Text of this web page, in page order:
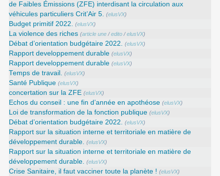
de Faibles Émissions (ZFE) interdisant la circulation aux
véhicules particuliers Crit’Air 5. (elusVX)
Budget primitif 2022. (elusVX)
La violence des riches (article une /edito /elusVX)
Débat d’orientation budgétaire 2022. (elusVX)
Rapport developpement durable (elusVX)
Rapport developpement durable (elusVX)
Temps de travail. (elusVX)
Santé Publique (elusVX)
concertation sur la ZFE (elusVX)
Echos du conseil : une fin d’année en apothéose (elusVX)
Loi de transformation de la fonction publique (elusVX)
Débat d’orientation budgétaire 2022. (elusVX)
Rapport sur la situation interne et territoriale en matière de
développement durable. (elusVX)
Rapport sur la situation interne et territoriale en matière de
développement durable. (elusVX)
Crise Sanitaire, il faut vacciner toute la planète ! (elusVX)